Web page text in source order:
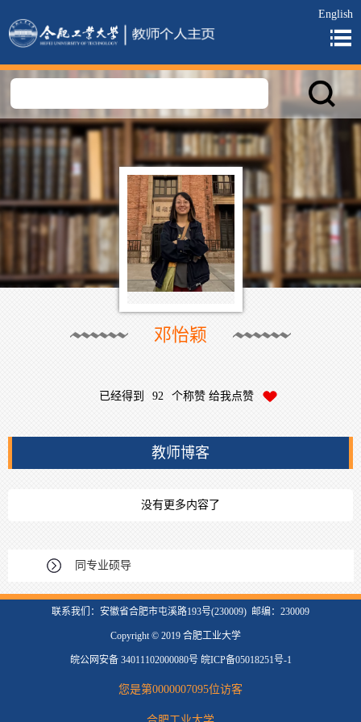
English
邓怡颖
已经得到 92 个称赞 给我点赞
教师博客
没有更多内容了
同专业硕导
联系我们：安徽省合肥市屯溪路193号(230009) 邮编：230009
Copyright © 2019 合肥工业大学
皖公网安备 34011102000080号 皖ICP备05018251号-1
您是第0000007095位访客